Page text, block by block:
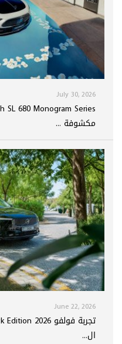
July 30, 2026
مكشوفة ...
June 22, 2026
ال...